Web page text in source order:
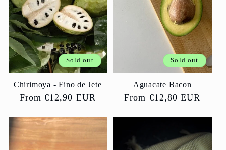
Sold out
Chirimoya - Fino de Jete
Regular
From €12,90 EUR
Sold out
Aguacate Bacon
Regular
From €12,80 EUR